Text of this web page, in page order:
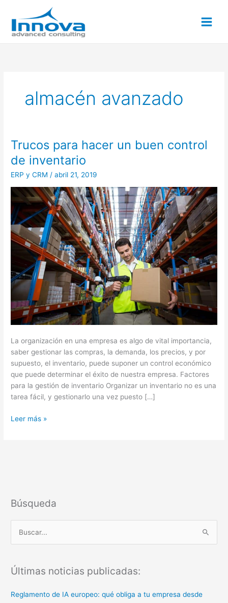
contenido
almacén avanzado
Trucos para hacer un buen control
de inventario
ERP y CRM /abril 21, 2019
La organización en una empresa es algo de vital importancia,
saber gestionar las compras, la demanda, los precios, y por
supuesto, el inventario, puede suponer un control económico
que puede determinar el éxito de nuestra empresa. Factores
para la gestión de inventario Organizar un inventario no es una
tarea fácil, y gestionarlo una vez puesto […]
Trucos
para
hacer
un
buen
control
de
inventario
Leer más »
Búsqueda
c
Últimas noticias publicadas:
Reglamento de IA europeo: qué obliga a tu empresa desde